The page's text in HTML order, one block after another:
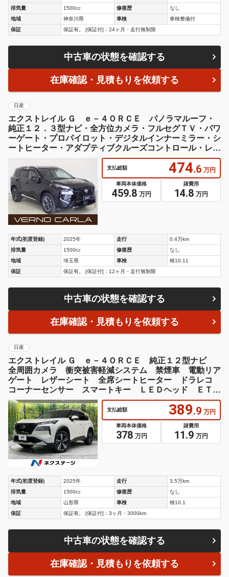
エクストレイル Ｇ ｅ－４ＯＲＣＥ パノラマルーフ・
純正１２．３型ナビ・全方位カメラ・フルセグＴＶ・パワ
ーゲート・プロパイロット・デジタルインナーミラー・シ
ートヒーター・アダプティブクルーズコントロール・レー
ンキープアシスト・ＬＥＤ
支払総額 万円
車両本体価格
459.8 万円
諸費用
14.8
年式(初度登録) 2025年 走行
0.4万km
排気量
1500cc 修復歴
なし
地域
埼玉県 車検
検10.11
保証有。 [保証付]：12ヶ月・走行無制限
中古車の状態を確認する
在庫確認・見積もりを依頼する
日産
エクストレイル Ｇ ｅ－４ＯＲＣＥ 純正１２型ナビ
全周囲カメラ 衝突被害軽減システム 禁煙車 電動リア
ゲート レザーシート 全席シートヒーター ドラレコ
コーナーセンサー スマートキー ＬＥＤヘッド ＥＴＣ
２．０ 純正１９インチアルミ
支払総額 万円
車両本体価格
378 万円
諸費用
11.9
年式(初度登録) 2025年 走行
3.5万km
排気量
1500cc 修復歴
なし
地域
山形県 車検
検10.1
保証
保証有。 [保証付]：3ヶ月・3000km
中古車の状態を確認する
在庫確認・見積もりを依頼する
日産
エクストレイル Ｘ ｅ－４ＯＲＣＥ プロパイロット
ＮｉｓｓａｎＣｏｎｎｅｃｔナビ アラウンドビューモニ
ター ドライブレコーダー インテリジェントルームミラ
ーステアリング・シートヒーター ＡＣ１００Ｖ電源ソケ
ット１５００Ｗ ＥＴＣ２．０
支払総額 万円
車両本体価格
359.8 万円
諸費用
9.8